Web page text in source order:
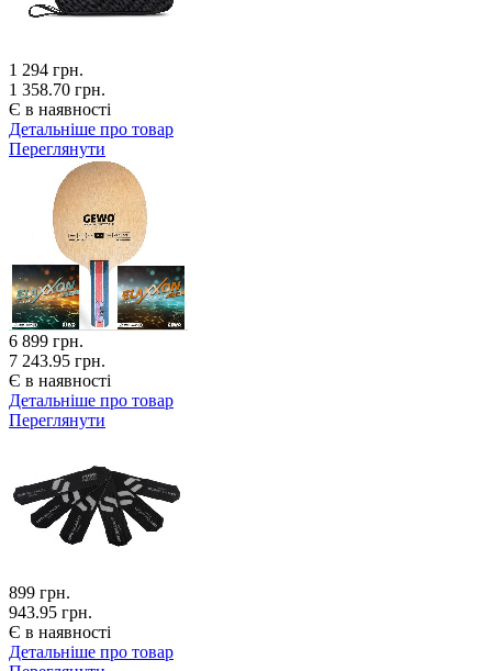
1 294 грн.
1 358.70 грн.
Є в наявності
Детальніше про товар
Переглянути
6 899 грн.
7 243.95 грн.
Є в наявності
Детальніше про товар
Переглянути
899 грн.
943.95 грн.
Є в наявності
Детальніше про товар